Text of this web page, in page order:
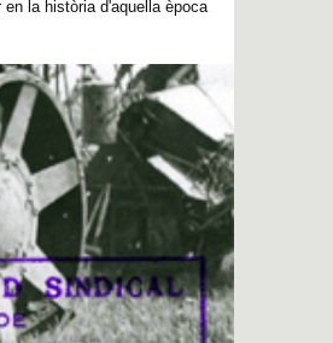
la història d'aquella època